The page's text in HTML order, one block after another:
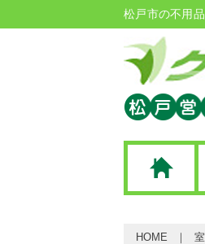
松戸市の不用
HOME